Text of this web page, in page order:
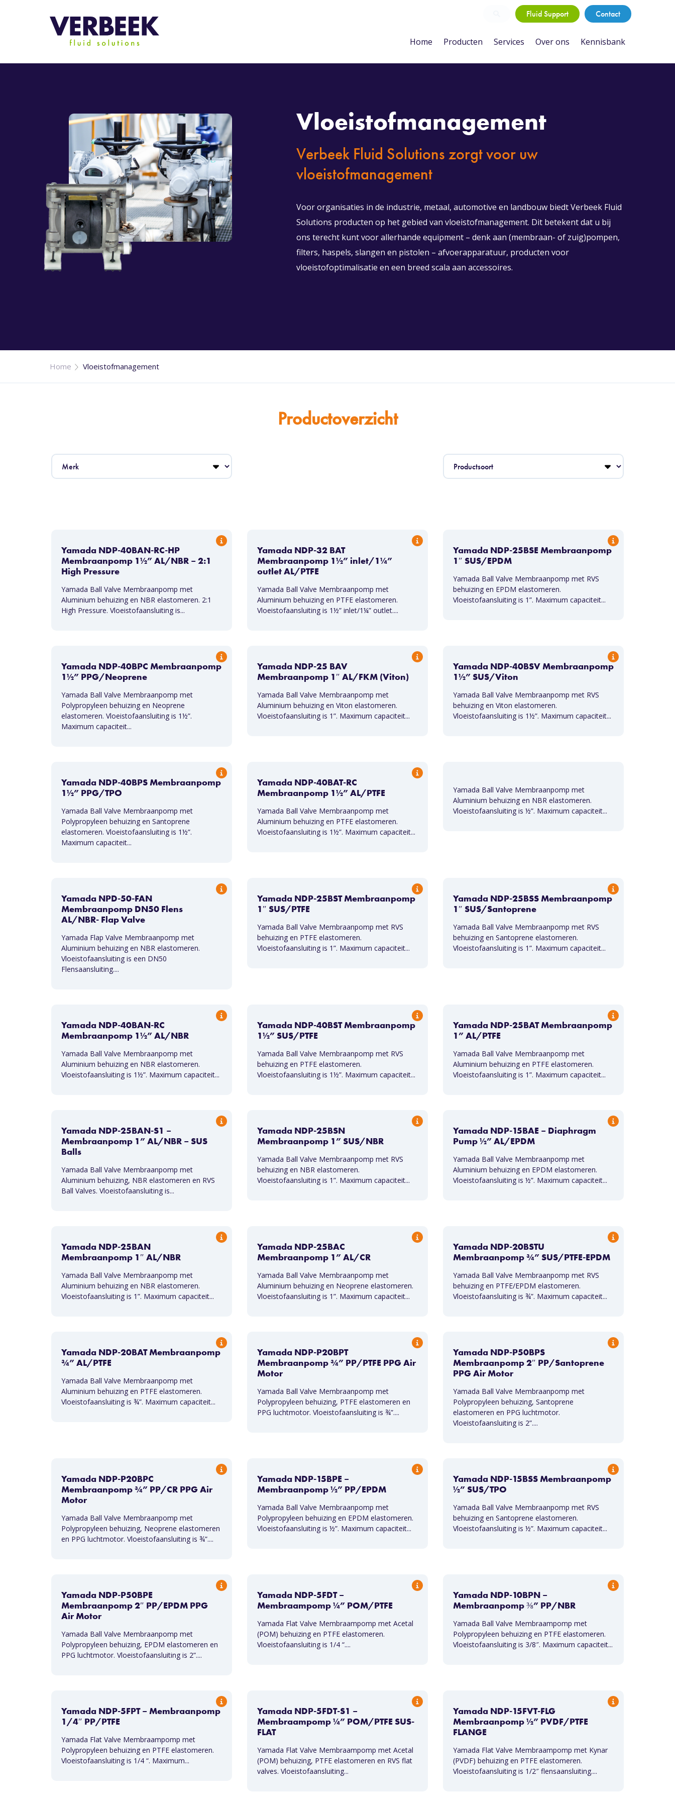
Home Producten Services Over ons Kennisbank
Fluid Support Contact
Vloeistofmanagement
Verbeek Fluid Solutions zorgt voor uw
vloeistofmanagement
Voor organisaties in de industrie, metaal, automotive en landbouw biedt Verbeek Fluid
Solutions producten op het gebied van vloeistofmanagement. Dit betekent dat u bij
ons terecht kunt voor allerhande equipment – denk aan (membraan- of zuig)pompen,
filters, haspels, slangen en pistolen – afvoerapparatuur, producten voor
vloeistofoptimalisatie en een breed scala aan accessoires.
Home Vloeistofmanagement
Productoverzicht
Yamada NDP-40BAN-RC-HP
Membraanpomp 1½” AL/NBR – 2:1
High Pressure
Yamada Ball Valve Membraanpomp met
Aluminium behuizing en NBR elastomeren. 2:1
High Pressure. Vloeistofaansluiting is...
Yamada NDP-32 BAT
Membraanpomp 1½” inlet/1¼”
outlet AL/PTFE
Yamada Ball Valve Membraanpomp met
Aluminium behuizing en PTFE elastomeren.
Vloeistofaansluiting is 1½” inlet/1¼” outlet....
Yamada NDP-25BSE Membraanpomp
1″ SUS/EPDM
Yamada Ball Valve Membraanpomp met RVS
behuizing en EPDM elastomeren.
Vloeistofaansluiting is 1”. Maximum capaciteit...
Yamada NDP-40BPC Membraanpomp
1½” PPG/Neoprene
Yamada Ball Valve Membraanpomp met
Polypropyleen behuizing en Neoprene
elastomeren. Vloeistofaansluiting is 1½”.
Maximum capaciteit...
Yamada NDP-25 BAV
Membraanpomp 1″ AL/FKM (Viton)
Yamada Ball Valve Membraanpomp met
Aluminium behuizing en Viton elastomeren.
Vloeistofaansluiting is 1”. Maximum capaciteit...
Yamada NDP-40BSV Membraanpomp
1½” SUS/Viton
Yamada Ball Valve Membraanpomp met RVS
behuizing en Viton elastomeren.
Vloeistofaansluiting is 1½”. Maximum capaciteit...
Yamada NDP-40BPS Membraanpomp
1½” PPG/TPO
Yamada Ball Valve Membraanpomp met
Polypropyleen behuizing en Santoprene
elastomeren. Vloeistofaansluiting is 1½”.
Maximum capaciteit...
Yamada NDP-40BAT-RC
Membraanpomp 1½” AL/PTFE
Yamada Ball Valve Membraanpomp met
Aluminium behuizing en PTFE elastomeren.
Vloeistofaansluiting is 1½”. Maximum capaciteit...
Yamada Ball Valve Membraanpomp met
Aluminium behuizing en NBR elastomeren.
Vloeistofaansluiting is ½”. Maximum capaciteit...
Yamada NPD-50-FAN
Membraanpomp DN50 Flens
AL/NBR- Flap Valve
Yamada Flap Valve Membraanpomp met
Aluminium behuizing en NBR elastomeren.
Vloeistofaansluiting is een DN50
Flensaansluiting....
Yamada NDP-25BST Membraanpomp
1″ SUS/PTFE
Yamada Ball Valve Membraanpomp met RVS
behuizing en PTFE elastomeren.
Vloeistofaansluiting is 1”. Maximum capaciteit...
Yamada NDP-25BSS Membraanpomp
1″ SUS/Santoprene
Yamada Ball Valve Membraanpomp met RVS
behuizing en Santoprene elastomeren.
Vloeistofaansluiting is 1”. Maximum capaciteit...
Yamada NDP-40BAN-RC
Membraanpomp 1½” AL/NBR
Yamada Ball Valve Membraanpomp met
Aluminium behuizing en NBR elastomeren.
Vloeistofaansluiting is 1½”. Maximum capaciteit...
Yamada NDP-40BST Membraanpomp
1½” SUS/PTFE
Yamada Ball Valve Membraanpomp met RVS
behuizing en PTFE elastomeren.
Vloeistofaansluiting is 1½”. Maximum capaciteit...
Yamada NDP-25BAT Membraanpomp
1” AL/PTFE
Yamada Ball Valve Membraanpomp met
Aluminium behuizing en PTFE elastomeren.
Vloeistofaansluiting is 1”. Maximum capaciteit...
Yamada NDP-25BAN-S1 –
Membraanpomp 1” AL/NBR – SUS
Balls
Yamada Ball Valve Membraanpomp met
Aluminium behuizing, NBR elastomeren en RVS
Ball Valves. Vloeistofaansluiting is...
Yamada NDP-25BSN
Membraanpomp 1” SUS/NBR
Yamada Ball Valve Membraanpomp met RVS
behuizing en NBR elastomeren.
Vloeistofaansluiting is 1”. Maximum capaciteit...
Yamada NDP-15BAE – Diaphragm
Pump ½” AL/EPDM
Yamada Ball Valve Membraanpomp met
Aluminium behuizing en EPDM elastomeren.
Vloeistofaansluiting is ½”. Maximum capaciteit...
Yamada NDP-25BAN
Membraanpomp 1″ AL/NBR
Yamada Ball Valve Membraanpomp met
Aluminium behuizing en NBR elastomeren.
Vloeistofaansluiting is 1”. Maximum capaciteit...
Yamada NDP-25BAC
Membraanpomp 1” AL/CR
Yamada Ball Valve Membraanpomp met
Aluminium behuizing en Neoprene elastomeren.
Vloeistofaansluiting is 1”. Maximum capaciteit...
Yamada NDP-20BSTU
Membraanpomp ¾” SUS/PTFE-EPDM
Yamada Ball Valve Membraanpomp met RVS
behuizing en PTFE/EPDM elastomeren.
Vloeistofaansluiting is ¾”. Maximum capaciteit...
Yamada NDP-20BAT Membraanpomp
¾” AL/PTFE
Yamada Ball Valve Membraanpomp met
Aluminium behuizing en PTFE elastomeren.
Vloeistofaansluiting is ¾”. Maximum capaciteit...
Yamada NDP-P20BPT
Membraanpomp ¾” PP/PTFE PPG Air
Motor
Yamada Ball Valve Membraanpomp met
Polypropyleen behuizing, PTFE elastomeren en
PPG luchtmotor. Vloeistofaansluiting is ¾”....
Yamada NDP-P50BPS
Membraanpomp 2″ PP/Santoprene
PPG Air Motor
Yamada Ball Valve Membraanpomp met
Polypropyleen behuizing, Santoprene
elastomeren en PPG luchtmotor.
Vloeistofaansluiting is 2”....
Yamada NDP-P20BPC
Membraanpomp ¾” PP/CR PPG Air
Motor
Yamada Ball Valve Membraanpomp met
Polypropyleen behuizing, Neoprene elastomeren
en PPG luchtmotor. Vloeistofaansluiting is ¾”....
Yamada NDP-15BPE –
Membraanpomp ½” PP/EPDM
Yamada Ball Valve Membraanpomp met
Polypropyleen behuizing en EPDM elastomeren.
Vloeistofaansluiting is ½”. Maximum capaciteit...
Yamada NDP-15BSS Membraanpomp
½” SUS/TPO
Yamada Ball Valve Membraanpomp met RVS
behuizing en Santoprene elastomeren.
Vloeistofaansluiting is ½”. Maximum capaciteit...
Yamada NDP-P50BPE
Membraanpomp 2″ PP/EPDM PPG
Air Motor
Yamada Ball Valve Membraanpomp met
Polypropyleen behuizing, EPDM elastomeren en
PPG luchtmotor. Vloeistofaansluiting is 2”....
Yamada NDP-5FDT –
Membraampomp ¼” POM/PTFE
Yamada Flat Valve Membraampomp met Acetal
(POM) behuizing en PTFE elastomeren.
Vloeistofaansluiting is 1/4 “....
Yamada NDP-10BPN –
Membraanpomp ⅜” PP/NBR
Yamada Ball Valve Membraampomp met
Polypropyleen behuizing en PTFE elastomeren.
Vloeistofaansluiting is 3/8″. Maximum capaciteit...
Yamada NDP-5FPT – Membraanpomp
1/4″ PP/PTFE
Yamada Flat Valve Membraampomp met
Polypropyleen behuizing en PTFE elastomeren.
Vloeistofaansluiting is 1/4 “. Maximum...
Yamada NDP-5FDT-S1 –
Membraampomp ¼” POM/PTFE SUS-
FLAT
Yamada Flat Valve Membraampomp met Acetal
(POM) behuizing, PTFE elastomeren en RVS flat
valves. Vloeistofaansluiting...
Yamada NDP-15FVT-FLG
Membraanpomp ½” PVDF/PTFE
FLANGE
Yamada Flat Valve Membraampomp met Kynar
(PVDF) behuizing en PTFE elastomeren.
Vloeistofaansluiting is 1/2″ flensaansluiting....